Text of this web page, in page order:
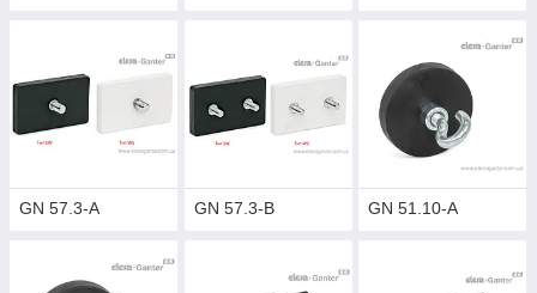
GN 57.3-A GN 57.3-B GN 51.10-A